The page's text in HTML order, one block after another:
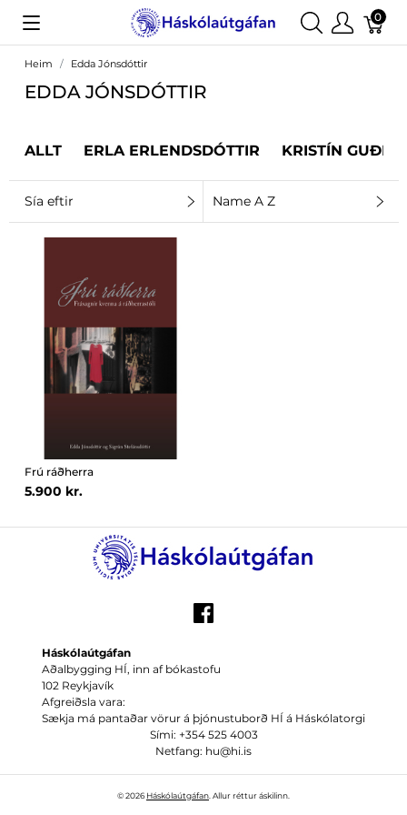
0
Heim Edda Jónsdóttir
EDDA JÓNSDÓTTIR
ALLT ERLA ERLENDSDÓTTIR KRISTÍN
Sía eftir Name A Z
Frú ráðherra
5.900 kr.
Háskólaútgáfan
Aðalbygging HÍ, inn af bókastofu
102 Reykjavík
Afgreiðsla vara:
Sækja má pantaðar vörur á þjónustuborð HÍ á Háskólatorgi
Sími: +354 525 4003
Netfang: hu@hi.is
© 2026Háskólaútgáfan . Allur réttur áskilinn.